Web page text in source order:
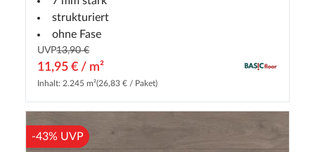
strukturiert
ohne Fase
UVP13,90 €
11,95 € / m²
Inhalt: 2.245 m²(26,83 € / Paket)
-43% UVP